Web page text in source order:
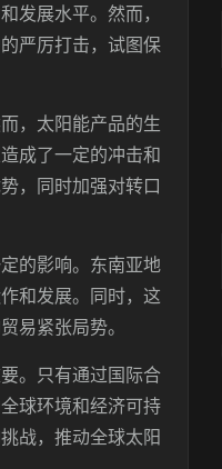
发展水平。然而，
严厉打击，试图保
，太阳能产品的生
成了一定的冲击和
，同时加强对转口
的影响。东南亚地
和发展。同时，这
易紧张局势。
。只有通过国际合
球环境和经济可持
战，推动全球太阳